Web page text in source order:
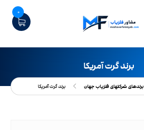
0
برند گرت آمریکا
برندهای شرکتهای فلزیاب جهان برند گرت آمریکا